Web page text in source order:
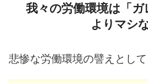
我々の労働環境は「ガ
よりマシ
悲惨な労働環境の譬えとして